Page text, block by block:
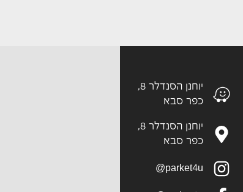
יוחנן הסנדלר 8,
כפר סבא
יוחנן הסנדלר 8,
כפר סבא
parket4u@